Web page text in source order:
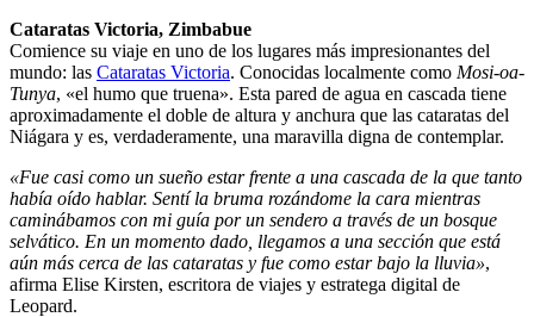
Cataratas Victoria, Zimbabue
Comience su viaje en uno de los lugares más impresionantes del
mundo: las Cataratas Victoria. Conocidas localmente como Mosi-oa-
Tunya, «el humo que truena». Esta pared de agua en cascada tiene
aproximadamente el doble de altura y anchura que las cataratas del
Niágara y es, verdaderamente, una maravilla digna de contemplar.
«Fue casi como un sueño estar frente a una cascada de la que tanto
había oído hablar. Sentí la bruma rozándome la cara mientras
caminábamos con mi guía por un sendero a través de un bosque
selvático. En un momento dado, llegamos a una sección que está
aún más cerca de las cataratas y fue como estar bajo la lluvia»,
afirma Elise Kirsten, escritora de viajes y estratega digital de
Leopard.